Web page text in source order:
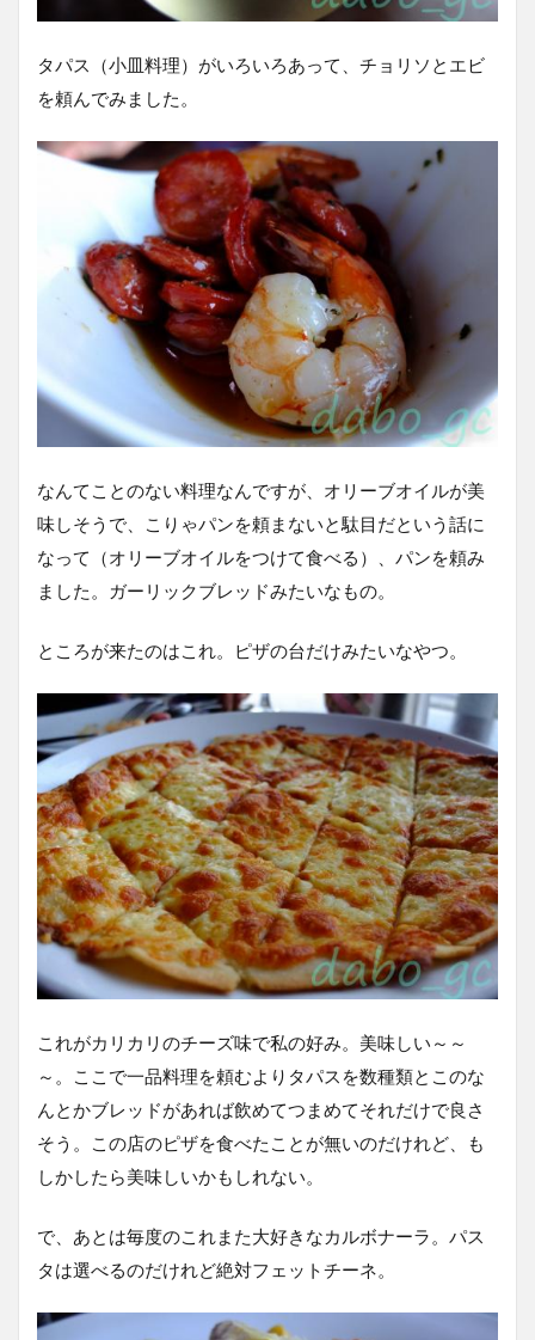
タパス（小皿料理）がいろいろあって、チョリソとエビ
を頼んでみました。
なんてことのない料理なんですが、オリーブオイルが美
味しそうで、こりゃパンを頼まないと駄目だという話に
なって（オリーブオイルをつけて食べる）、パンを頼み
ました。ガーリックブレッドみたいなもの。
ところが来たのはこれ。ピザの台だけみたいなやつ。
これがカリカリのチーズ味で私の好み。美味しい～～
～。ここで一品料理を頼むよりタパスを数種類とこのな
んとかブレッドがあれば飲めてつまめてそれだけで良さ
そう。この店のピザを食べたことが無いのだけれど、も
しかしたら美味しいかもしれない。
で、あとは毎度のこれまた大好きなカルボナーラ。パス
タは選べるのだけれど絶対フェットチーネ。